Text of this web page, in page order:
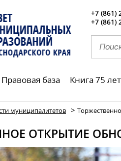
+7 (861)
+7 (861)
Правовая база Книга 75
муниципалитетов >
ОТКРЫТИЕ